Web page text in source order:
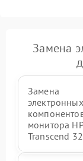
Замена
Замена
электронных
монитора
Transcend 32